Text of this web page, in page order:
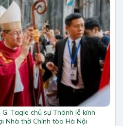
Tagle chủ sự Thánh lễ kính
Nhà thờ Chính tòa Hà Nội